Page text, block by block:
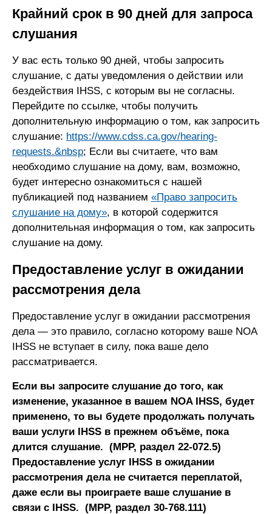
Крайний срок в 90 дней для запроса
слушания
У вас есть только 90 дней, чтобы запросить
слушание, с даты уведомления о действии или
бездействия IHSS, с которым вы не согласны.
Перейдите по ссылке, чтобы получить
дополнительную информацию о том, как запросить
слушание: https://www.cdss.ca.gov/hearing-
requests.&nbsp; Если вы считаете, что вам
необходимо слушание на дому, вам, возможно,
будет интересно ознакомиться с нашей
публикацией под названием «Право запросить
слушание на дому», в которой содержится
дополнительная информация о том, как запросить
слушание на дому.
Предоставление услуг в ожидании
рассмотрения дела
Предоставление услуг в ожидании рассмотрения
дела — это правило, согласно которому ваше NOA
IHSS не вступает в силу, пока ваше дело
рассматривается.
Если вы запросите слушание до того, как
изменение, указанное в вашем NOA IHSS, будет
применено, то вы будете продолжать получать
ваши услуги IHSS в прежнем объёме, пока
длится слушание. (MPP, раздел 22-072.5)
Предоставление услуг IHSS в ожидании
рассмотрения дела не считается переплатой,
даже если вы проиграете ваше слушание в
связи с IHSS. (MPP, раздел 30-768.111)